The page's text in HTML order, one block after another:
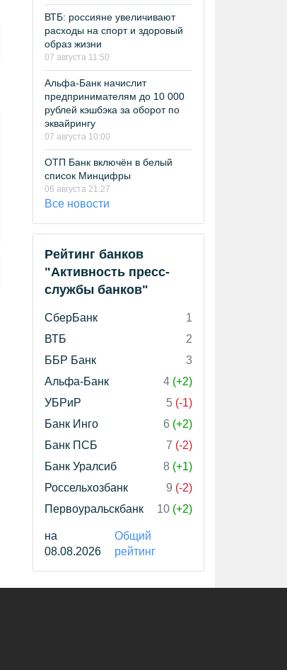
ВТБ: россияне увеличивают
расходы на спорт и здоровый
образ жизни
07 августа 11:50
Альфа-Банк начислит
предпринимателям до 10 000
рублей кэшбэка за оборот по
эквайрингу
07 августа 10:00
ОТП Банк включён в белый
список Минцифры
06 августа 21:27
Все новости
Рейтинг банков
"Активность пресс-
службы банков"
СберБанк
1
ВТБ
2
ББР Банк
3
Альфа-Банк
4 (+2)
УБРиР
5 (-1)
Банк Инго
6 (+2)
Банк ПСБ
7 (-2)
Банк Уралсиб
8 (+1)
Россельхозбанк
9 (-2)
Первоуральскбанк
10 (+2)
на
08.08.2026
Общий
рейтинг